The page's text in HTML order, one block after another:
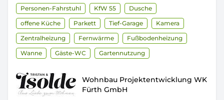
Personen-Fahrstuhl
KfW 55
Dusche
offene Küche
Parkett Tief-Garage
Kamera
Zentralheizung
Fernwärme
Fußbodenheizung
Wanne
Gäste-WC Gartennutzung
Wohnbau Projektentwicklung WK
Fürth GmbH